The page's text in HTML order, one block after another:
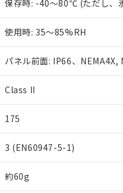
保存時: -40～80℃ (ただし、
使用時: 35～85%RH
パネル前面: IP66、NEMA4X,
Class II
175
3 (EN60947-5-1)
約60g